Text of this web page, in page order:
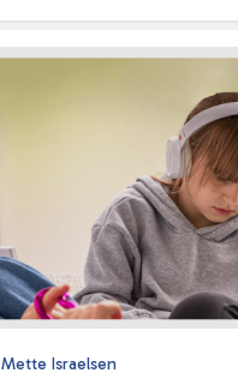
Mette Israelsen